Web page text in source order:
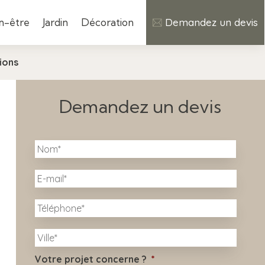
être Jardin Décoration Demandez un devis
Demandez un devis
N
o
m
*
Nom
E
-
a
i
l
*
T
é
é
p
h
V
Votre projet concerne ? *